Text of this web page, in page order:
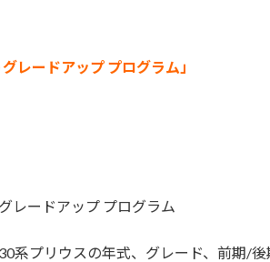
グレードアップ プログラム」
レードアップ プログラム
系プリウスの年式、グレード、前期/後